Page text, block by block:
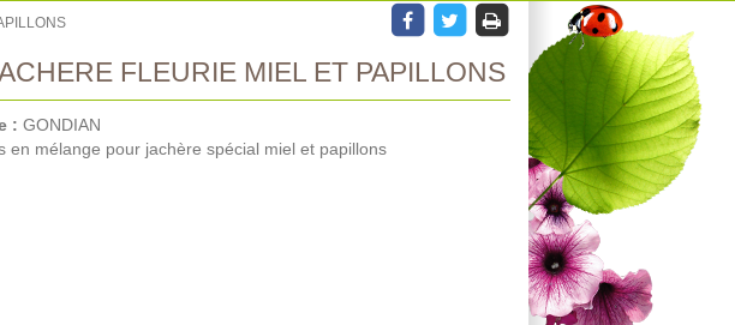
FLEURIE MIEL ET PAPILLONS
: GONDIAN
en mélange pour jachère spécial miel et papillons